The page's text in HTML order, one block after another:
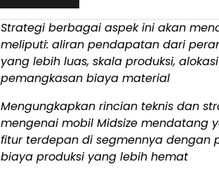
Strategi berbagai aspek ini akan
meliputi: aliran pendapatan dari
yang lebih luas, skala produksi,
pemangkasan biaya material
Mengungkapkan rincian teknis dan
mengenai mobil Midsize mendatang
fitur terdepan di segmennya dengan
biaya produksi yang lebih hemat